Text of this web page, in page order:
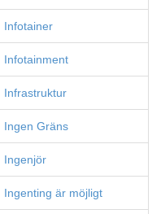
Infotainer
Infotainment
Infrastruktur
Ingen Gräns
Ingenjör
Ingenting är möjligt